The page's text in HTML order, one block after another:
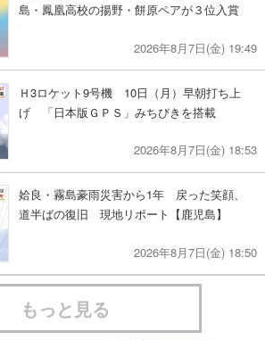
島・鳳凰高校の揚野・餅原ペアが３位入賞
2026年8月7日(金) 19:49
Ｈ3ロケット9号機 10日（月）早朝打ち上
げ 「日本版ＧＰＳ」みちびきを搭載
2026年8月7日(金) 18:53
姶良・霧島豪雨災害から1年 戻った笑顔、
道半ばの復旧 現地リポート【鹿児島】
2026年8月7日(金) 18:50
もっと見る